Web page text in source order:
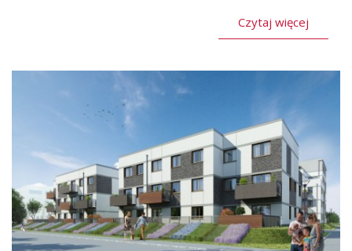
Czytaj więcej